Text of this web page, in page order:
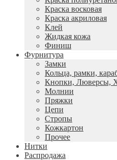
Краска восковая
Краска акриловая
Клей
Жидкая кожа
Финиш
Фурнитура
Замки
Кольца, рамки,
Кнопки, Люверсы,
Молнии
Пряжки
Цепи
Стропы
Кожкартон
Прочее
Нитки
Распродажа